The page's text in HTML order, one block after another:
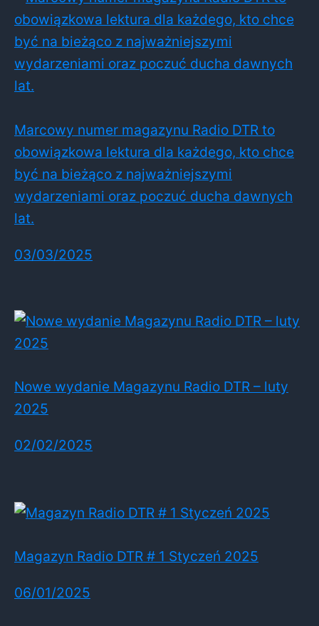
Marcowy numer magazynu Radio DTR to
obowiązkowa lektura dla każdego, kto chce
być na bieżąco z najważniejszymi
wydarzeniami oraz poczuć ducha dawnych
lat.
03/03/2025
Nowe wydanie Magazynu Radio DTR – luty
2025
02/02/2025
Magazyn Radio DTR # 1 Styczeń 2025
06/01/2025